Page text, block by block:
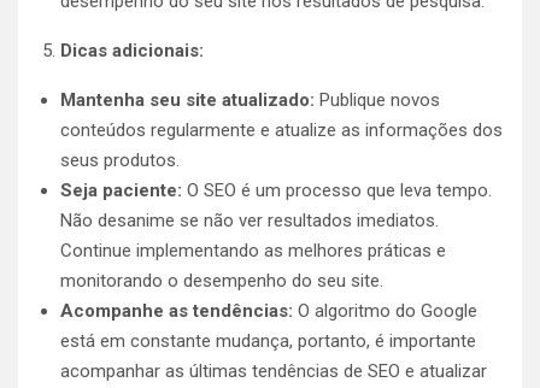
Dicas adicionais:
Mantenha seu site atualizado: Publique novos
conteúdos regularmente e atualize as informações dos
seus produtos.
Seja paciente: O SEO é um processo que leva tempo.
Não desanime se não ver resultados imediatos.
Continue implementando as melhores práticas e
monitorando o desempenho do seu site.
Acompanhe as tendências: O algoritmo do Google
está em constante mudança, portanto, é importante
acompanhar as últimas tendências de SEO e atualizar